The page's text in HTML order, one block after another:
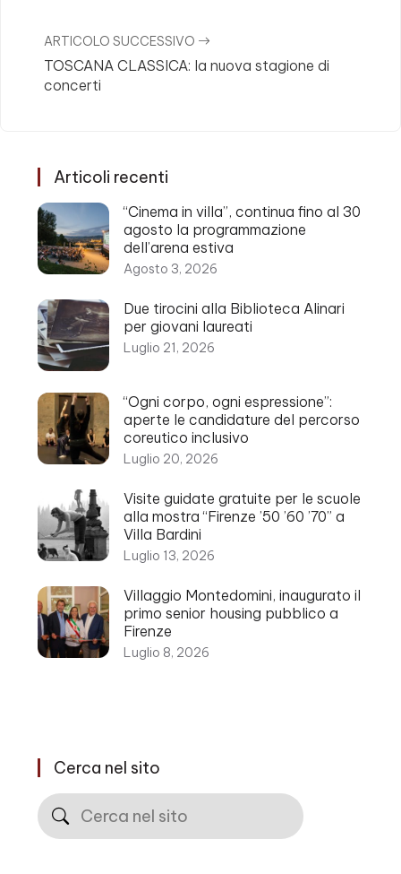
ARTICOLO SUCCESSIVO
TOSCANA CLASSICA: la nuova stagione di
concerti
Articoli recenti
“Cinema in villa”, continua fino al 30
agosto la programmazione
dell’arena estiva
Agosto 3, 2026
Due tirocini alla Biblioteca Alinari
per giovani laureati
Luglio 21, 2026
“Ogni corpo, ogni espressione”:
aperte le candidature del percorso
coreutico inclusivo
Luglio 20, 2026
Visite guidate gratuite per le scuole
alla mostra “Firenze ’50 ’60 ’70” a
Villa Bardini
Luglio 13, 2026
Villaggio Montedomini, inaugurato il
primo senior housing pubblico a
Firenze
Luglio 8, 2026
Cerca nel sito
Cerca